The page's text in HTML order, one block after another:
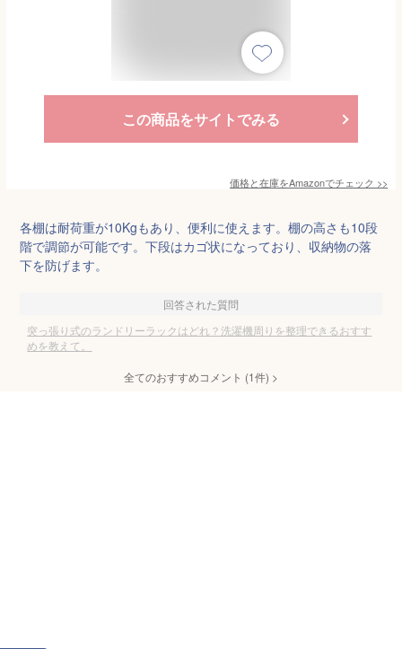
この商品をサイトでみる
価格と在庫をAmazonでチェック >>
各棚は耐荷重が10Kgもあり、便利に使えます。棚の高さも10段
階で調節が可能です。下段はカゴ状になっており、収納物の落
下を防げます。
回答された質問
突っ張り式のランドリーラックはどれ？洗濯機周りを整理できるおすす
めを教えて。
全てのおすすめコメント (1件) >